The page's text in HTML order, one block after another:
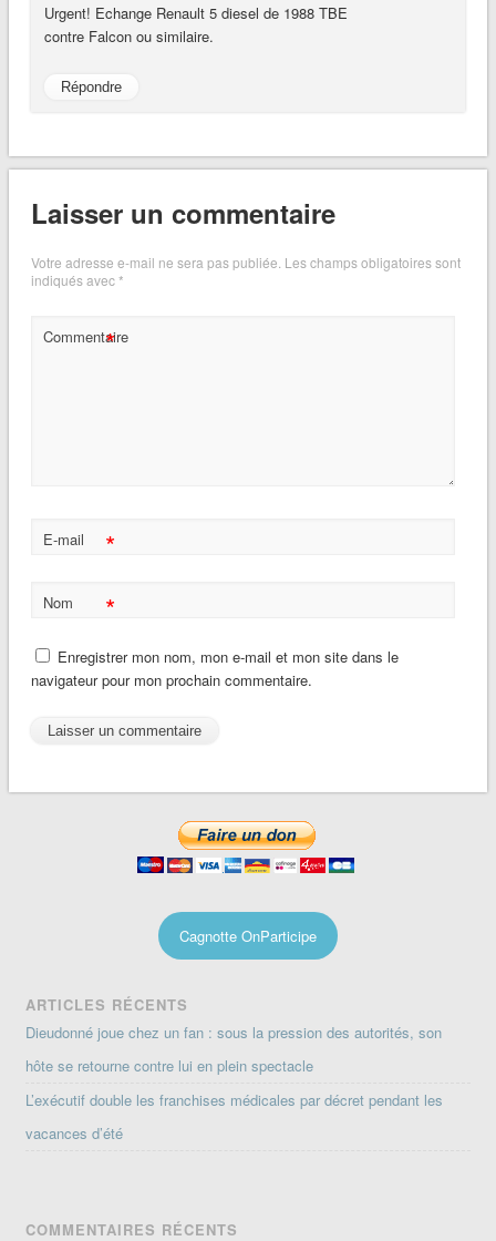
Urgent! Echange Renault 5 diesel de 1988 TBE
contre Falcon ou similaire.
Répondre
Laisser un commentaire
Votre adresse e-mail ne sera pas publiée. Les champs obligatoires sont
indiqués avec*
Commentaire
*
E-mail *
Nom *
Enregistrer mon nom, mon e-mail et mon site dans le
navigateur pour mon prochain commentaire.
Cagnotte OnParticipe
ARTICLES RÉCENTS
Dieudonné joue chez un fan : sous la pression des autorités, son
hôte se retourne contre lui en plein spectacle
L’exécutif double les franchises médicales par décret pendant les
vacances d’été
COMMENTAIRES RÉCENTS